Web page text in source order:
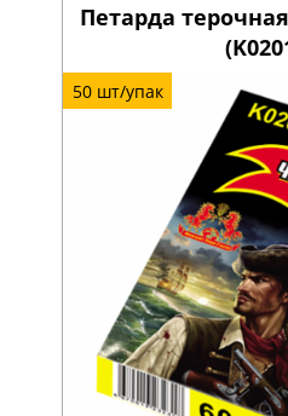
Петарда
50 шт/упак